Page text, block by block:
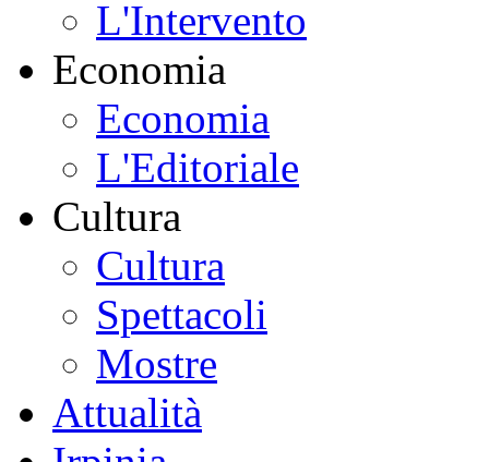
L'Intervento
Economia
Economia
L'Editoriale
Cultura
Cultura
Spettacoli
Mostre
Attualità